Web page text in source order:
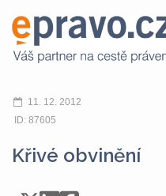
11. 12. 2012
ID: 87605
Křivé obvinění